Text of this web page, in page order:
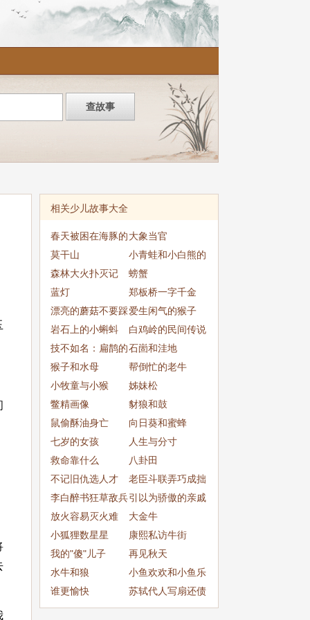
相关少儿故事大全
春天被困在海豚的
梦里
大象当官
莫干山
小青蛙和小白熊的
争吵
森林大火扑灭记
螃蟹
蓝灯
郑板桥一字千金
漂亮的蘑菇不要踩爱生闲气的猴子
岩石上的小蝌蚪
白鸡岭的民间传说
技不如名：扁鹊的
医术
石崮和洼地
猴子和水母
帮倒忙的老牛
小牧童与小猴
姊妹松
鳖精画像
豺狼和鼓
鼠偷酥油身亡
向日葵和蜜蜂
七岁的女孩
人生与分寸
救命靠什么
八卦田
不记旧仇选人才
老臣斗联弄巧成拙
出丑
李白醉书狂草敌兵引以为骄傲的亲戚
放火容易灭火难
大金牛
小狐狸数星星
康熙私访牛街
我的"傻"儿子
再见秋天
水牛和狼
小鱼欢欢和小鱼乐
乐
谁更愉快 苏轼代人写扇还债